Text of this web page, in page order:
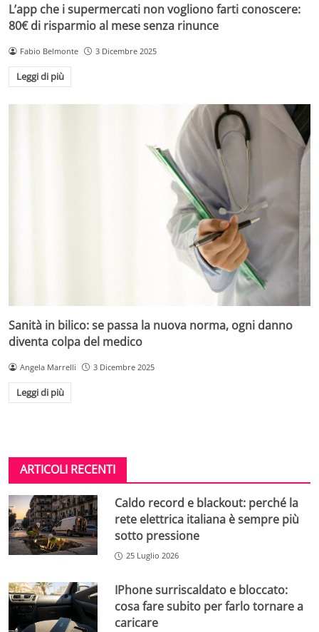
L’app che i supermercati non vogliono farti conoscere:
80€ di risparmio al mese senza rinunce
Fabio Belmonte 3 Dicembre 2025
Leggi di più
Sanità in bilico: se passa la nuova norma, ogni danno
diventa colpa del medico
Angela Marrelli 3 Dicembre 2025
Leggi di più
ARTICOLI RECENTI
Caldo record e blackout: perché la
rete elettrica italiana è sempre più
sotto pressione
25 Luglio 2026
IPhone surriscaldato e bloccato:
cosa fare subito per farlo tornare a
caricare